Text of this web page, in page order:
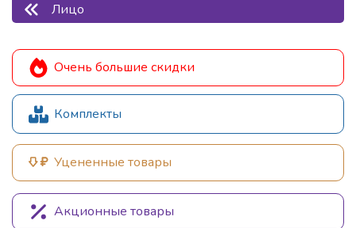
Лицо
Очень большие скидки
Комплекты
Уцененные товары
Акционные товары